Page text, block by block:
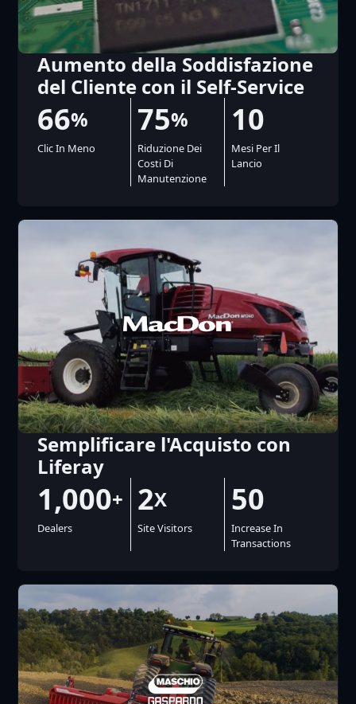
Aumento della Soddisfazione
del Cliente con il Self-Service
66%
Clic In Meno
75%
Riduzione Dei
Costi Di
Manutenzione
10
Mesi Per Il
Lancio
Semplificare l'Acquisto con
Liferay
1,000+
Dealers
2X
Site Visitors
50
Increase In
Transactions